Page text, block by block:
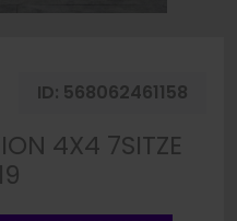
merken
ID: 568062461158
4X4 7SITZE